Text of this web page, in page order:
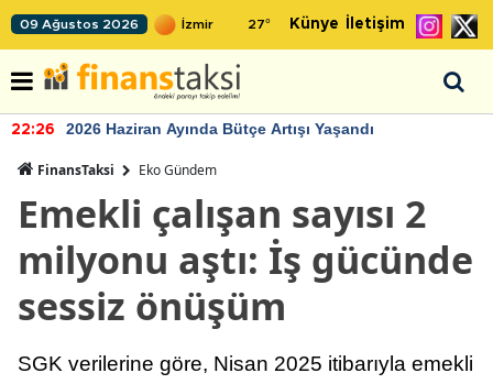
09 Ağustos 2026 27° Künye İletişim
22:26 2026 Haziran Ayında Bütçe Artışı Yaşandı
FinansTaksi Eko Gündem
Emekli çalışan sayısı 2
milyonu aştı: İş gücünde
sessiz önüşüm
SGK verilerine göre, Nisan 2025 itibarıyla emekli